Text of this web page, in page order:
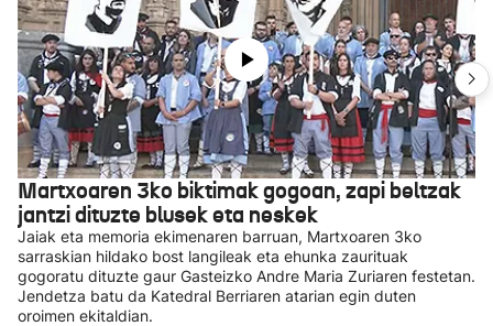
Martxoaren 3ko biktimak gogoan, zapi beltzak
jantzi dituzte blusek eta neskek
Jaiak eta memoria ekimenaren barruan, Martxoaren 3ko
sarraskian hildako bost langileak eta ehunka zaurituak
gogoratu dituzte gaur Gasteizko Andre Maria Zuriaren festetan.
Jendetza batu da Katedral Berriaren atarian egin duten
oroimen ekitaldian.